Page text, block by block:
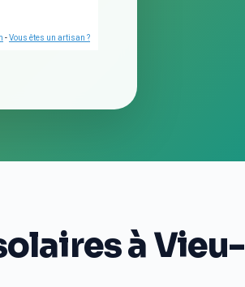
-Vous êtes un artisan ?
à Vieu-